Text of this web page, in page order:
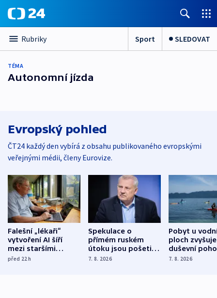
Rubriky Sport SLEDOVAT
TÉMA
Autonomní jízda
Evropský pohled
ČT24 každý den vybírá z obsahu publikovaného evropskými
veřejnými médii, členy Eurovize.
Falešní „lékaři“
vytvoření AI šíří
mezi staršími
Poláky nebezpečné
před 22h
Spekulace o
přímém ruském
útoku jsou pošetilé,
míní estonský
7. 8. 2026
Pobyt u
ploch zvyšuje
duševní
ukázala
7. 8. 2026